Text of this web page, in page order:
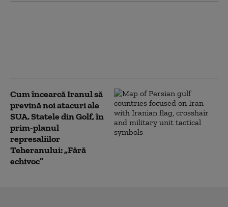
Cum încearcă Iranul să
prevină noi atacuri ale
SUA. Statele din Golf, în
prim-planul
represaliilor
Teheranului: „Fără
echivoc”